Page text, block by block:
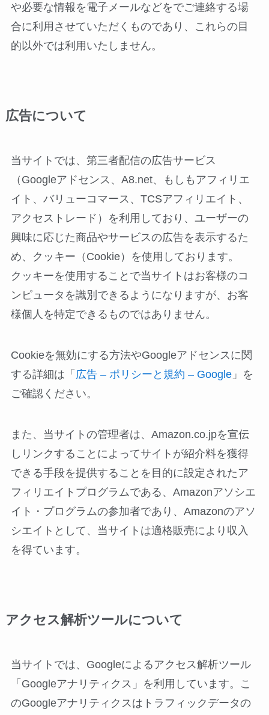
や必要な情報を電子メールなどをでご連絡する場
合に利用させていただくものであり、これらの目
的以外では利用いたしません。
広告について
当サイトでは、第三者配信の広告サービス
（Googleアドセンス、A8.net、もしもアフィリエ
イト、バリューコマース、TCSアフィリエイト、
アクセストレード）を利用しており、ユーザーの
興味に応じた商品やサービスの広告を表示するた
め、クッキー（Cookie）を使用しております。
クッキーを使用することで当サイトはお客様のコ
ンピュータを識別できるようになりますが、お客
様個人を特定できるものではありません。
Cookieを無効にする方法やGoogleアドセンスに関
する詳細は「 広告 – ポリシーと規約 – Google」を
ご確認ください。
また、当サイトの管理者は、Amazon.co.jpを宣伝
しリンクすることによってサイトが紹介料を獲得
できる手段を提供することを目的に設定されたア
フィリエイトプログラムである、Amazonアソシエ
イト・プログラムの参加者であり、Amazonのアソ
シエイトとして、当サイトは適格販売により収入
を得ています。
アクセス解析ツールについて
当サイトでは、Googleによるアクセス解析ツール
「Googleアナリティクス」を利用しています。こ
のGoogleアナリティクスはトラフィックデータの